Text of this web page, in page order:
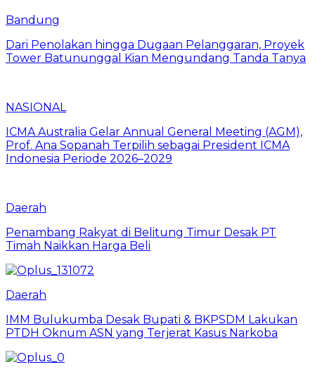
Bandung
Dari Penolakan hingga Dugaan Pelanggaran, Proyek
Tower Batununggal Kian Mengundang Tanda Tanya
NASIONAL
ICMA Australia Gelar Annual General Meeting (AGM),
Prof. Ana Sopanah Terpilih sebagai President ICMA
Indonesia Periode 2026–2029
Daerah
Penambang Rakyat di Belitung Timur Desak PT
Timah Naikkan Harga Beli
Daerah
IMM Bulukumba Desak Bupati & BKPSDM Lakukan
PTDH Oknum ASN yang Terjerat Kasus Narkoba